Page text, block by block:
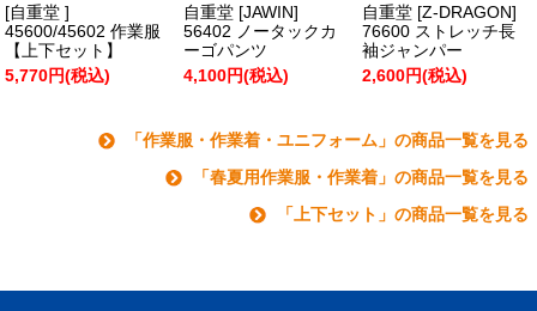
[自重堂 ]
45600/45602 作業服
【上下セット】
5,770円(税込)
自重堂 [JAWIN]
56402 ノータックカ
ーゴパンツ
4,100円(税込)
自重堂 [Z-DRAGON]
76600 ストレッチ長
袖ジャンパー
2,600円(税込)
「作業服・作業着・ユニフォーム」の商品一覧を見る
「春夏用作業服・作業着」の商品一覧を見る
「上下セット」の商品一覧を見る